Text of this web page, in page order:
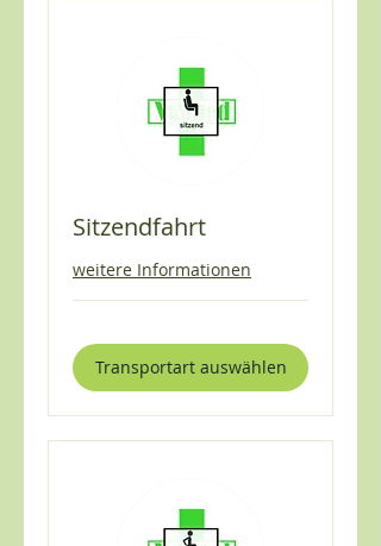
Sitzendfahrt
weitere Informationen
Transportart auswählen